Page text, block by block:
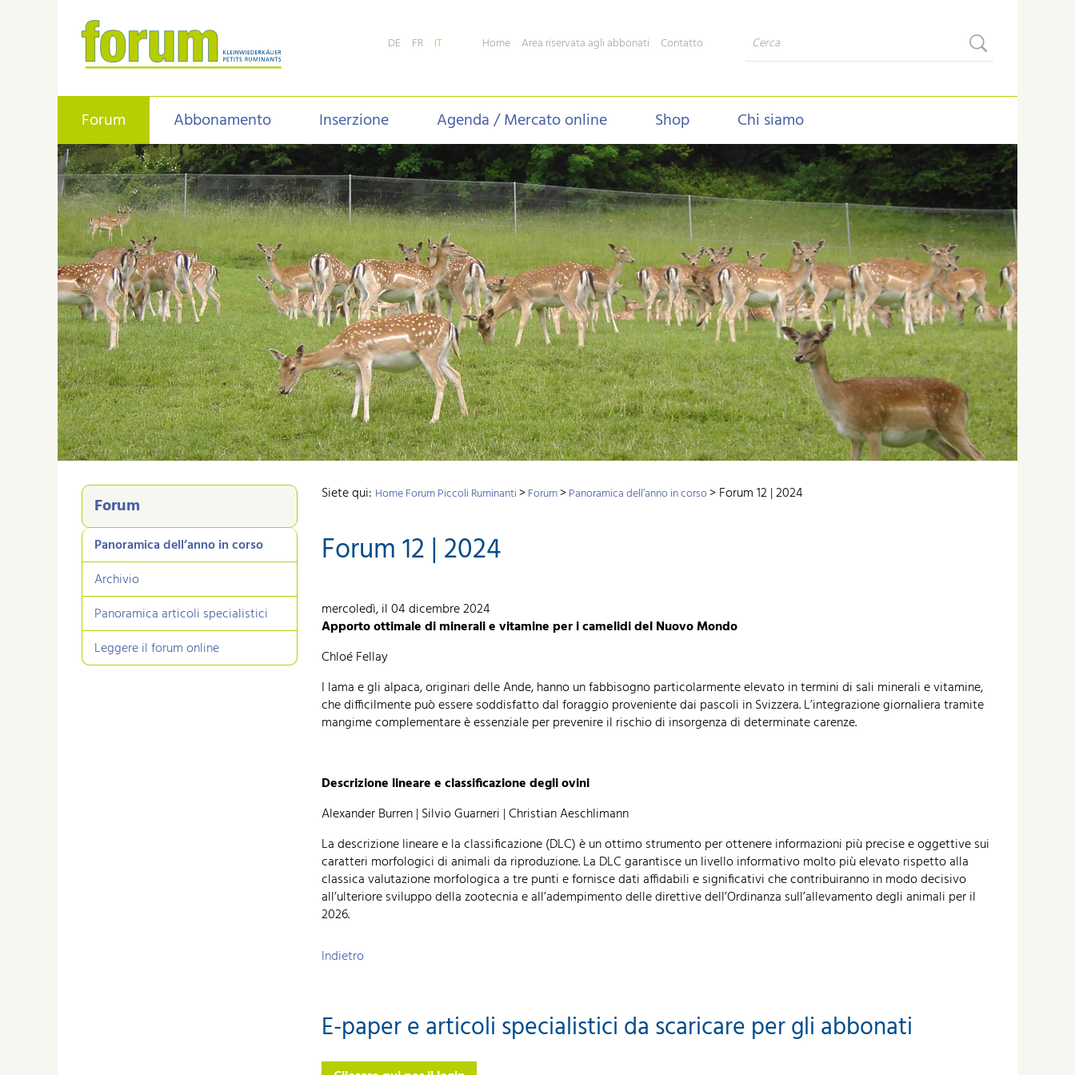
DE FR IT Home Area riservata agli abbonati Contatto
Forum Abbonamento Inserzione Agenda / Mercato online Shop Chi siamo
Forum
Panoramica dell’anno in corso
Archivio
Panoramica articoli specialistici
Leggere il forum online
Siete qui: Home Forum Piccoli Ruminanti>Forum>Panoramica dell’anno in corso>Forum 12 | 2024
Forum 12 | 2024
mercoledì, il 04 dicembre 2024
Apporto ottimale di minerali e vitamine per i camelidi del Nuovo Mondo
Chloé Fellay
I lama e gli alpaca, originari delle Ande, hanno un fabbisogno particolarmente elevato in termini di sali minerali e vitamine,
che difficilmente può essere soddisfatto dal foraggio proveniente dai pascoli in Svizzera. L’integrazione giornaliera tramite
mangime complementare è essenziale per prevenire il rischio di insorgenza di determinate carenze.
Descrizione lineare e classificazione degli ovini
Alexander Burren | Silvio Guarneri | Christian Aeschlimann
La descrizione lineare e la classificazione (DLC) è un ottimo strumento per ottenere informazioni più precise e oggettive sui
caratteri morfologici di animali da riproduzione. La DLC garantisce un livello informativo molto più elevato rispetto alla
classica valutazione morfologica a tre punti e fornisce dati affidabili e significativi che contribuiranno in modo decisivo
all’ulteriore sviluppo della zootecnia e all’adempimento delle direttive dell’Ordinanza sull’allevamento degli animali per il
2026.
Indietro
E-paper e articoli specialistici da scaricare per gli abbonati